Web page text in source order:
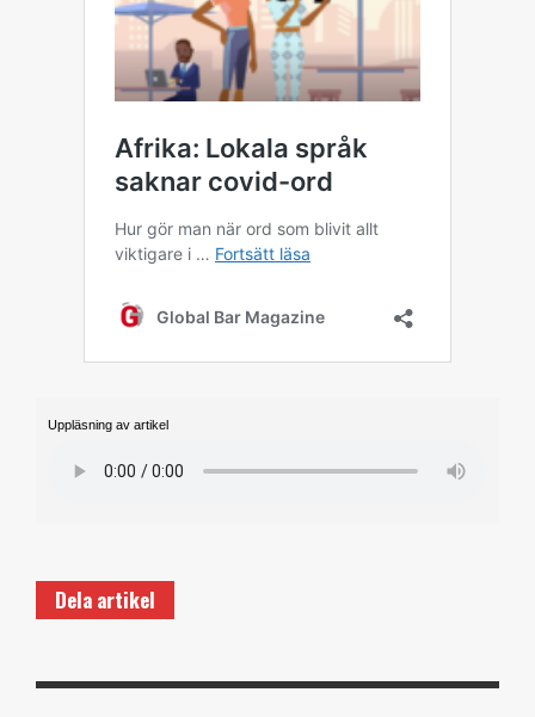
Uppläsning av artikel
Dela artikel